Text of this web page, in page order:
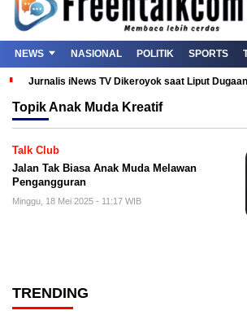
NEWS NASIONAL POLITIK SPORTS
Jurnalis iNews TV Dikeroyok saat Liput
TopikAnak Muda Kreatif
Talk Club
Jalan Tak Biasa Anak Muda Melawan
Pengangguran
Minggu, 18 Mei 2025 - 11:17 WIB
TRENDING